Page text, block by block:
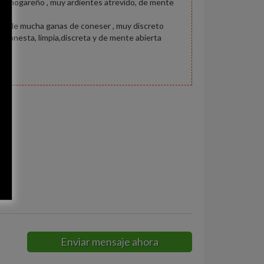
hogareño , muy ardientes atrevido, de mente
de mucha ganas de coneser , muy discreto
limpia,discreta y de mente abierta
Enviar mensaje ahora